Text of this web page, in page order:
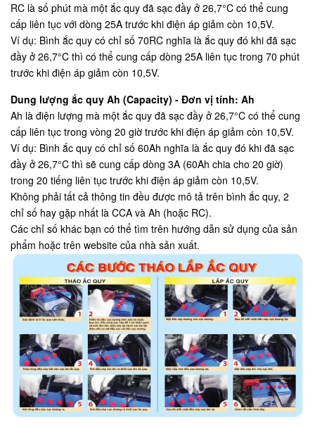
RC là số phút mà một ắc quy đã sạc đầy ở 26,7°C có thể cung
cấp liên tục với dòng 25A trước khi điện áp giảm còn 10,5V.
Ví dụ: Bình ắc quy có chỉ số 70RC nghĩa là ắc quy đó khi đã sạc
đầy ở 26,7°C thì có thể cung cấp dòng 25A liên tục trong 70 phút
trước khi điện áp giảm còn 10,5V.
Dung lượng ắc quy Ah (Capacity) - Đơn vị tính: Ah
Ah là điện lượng mà một ắc quy đã sạc đầy ở 26,7°C có thể cung
cấp liên tục trong vòng 20 giờ trước khi điện áp giảm còn 10,5V.
Ví dụ: Bình ắc quy có chỉ số 60Ah nghĩa là ắc quy đó khi đã sạc
đầy ở 26,7°C thì sẽ cung cấp dòng 3A (60Ah chia cho 20 giờ)
trong 20 tiếng liên tục trước khi điện áp giảm còn 10,5V.
Không phải tất cả thông tin đều được mô tả trên bình ắc quy, 2
chỉ số hay gặp nhất là CCA và Ah (hoặc RC).
Các chỉ số khác bạn có thể tìm trên hướng dẫn sử dụng của sản
phẩm hoặc trên website của nhà sản xuất.